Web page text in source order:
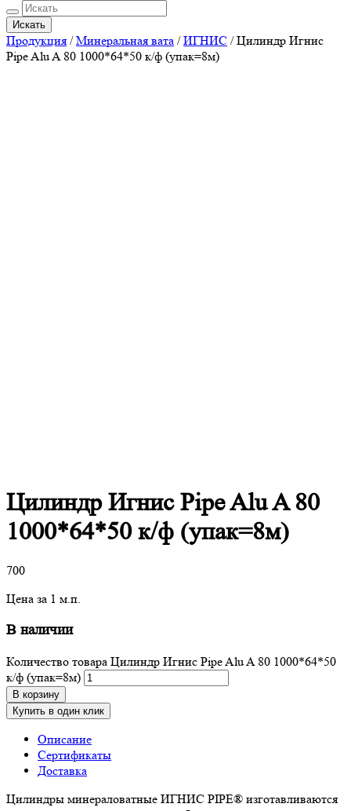
Искать
Продукция /Минеральная вата /ИГНИС /Цилиндр Игнис
Pipe Alu A 80 1000*64*50 к/ф (упак=8м)
Цилиндр Игнис Pipe Alu A 80
1000*64*50 к/ф (упак=8м)
700
Цена за 1 м.п.
В наличии
Количество товара Цилиндр Игнис Pipe Alu A 80 1000*64*50
к/ф (упак=8м)
В корзину
Купить в один клик
Описание
Сертификаты
Доставка
Цилиндры минераловатные ИГНИС PIPE® изготавливаются